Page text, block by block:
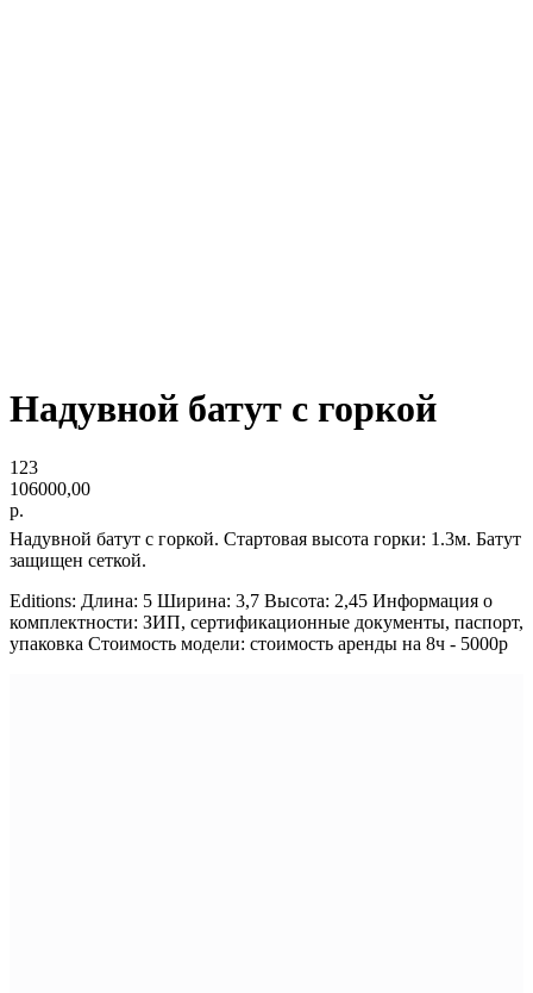
Надувной батут с горкой
123
106000,00
р.
Надувной батут с горкой. Стартовая высота горки: 1.3м. Батут
защищен сеткой.
Editions: Длина: 5 Ширина: 3,7 Высота: 2,45 Информация о
комплектности: ЗИП, сертификационные документы, паспорт,
упаковка Стоимость модели: стоимость аренды на 8ч - 5000р